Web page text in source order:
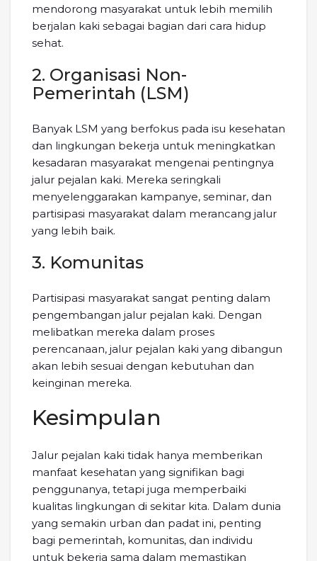
mendorong masyarakat untuk lebih memilih
berjalan kaki sebagai bagian dari cara hidup
sehat.
2. Organisasi Non-
Pemerintah (LSM)
Banyak LSM yang berfokus pada isu kesehatan
dan lingkungan bekerja untuk meningkatkan
kesadaran masyarakat mengenai pentingnya
jalur pejalan kaki. Mereka seringkali
menyelenggarakan kampanye, seminar, dan
partisipasi masyarakat dalam merancang jalur
yang lebih baik.
3. Komunitas
Partisipasi masyarakat sangat penting dalam
pengembangan jalur pejalan kaki. Dengan
melibatkan mereka dalam proses
perencanaan, jalur pejalan kaki yang dibangun
akan lebih sesuai dengan kebutuhan dan
keinginan mereka.
Kesimpulan
Jalur pejalan kaki tidak hanya memberikan
manfaat kesehatan yang signifikan bagi
penggunanya, tetapi juga memperbaiki
kualitas lingkungan di sekitar kita. Dalam dunia
yang semakin urban dan padat ini, penting
bagi pemerintah, komunitas, dan individu
untuk bekerja sama dalam memastikan